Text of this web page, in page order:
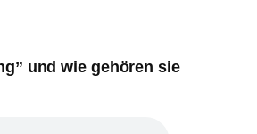
und wie gehören sie